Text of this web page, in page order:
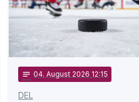
notes 04. August 2026 12:15
DEL